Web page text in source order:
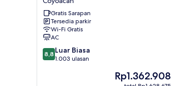
México
Periférico
Sur
Coyoacan
Gratis Sarapan
Tersedia parkir
Wi-Fi Gratis
AC
8.8
dari
8,8 Luar Biasa
1.003 ulasan
Harga
sekarang
Rp1.362.908